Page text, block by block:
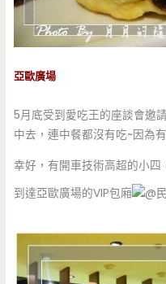
亞歐廣場
5月底受到愛吃王的座談會邀
中去，連中餐都沒有吃~因為
幸好，有開車技術高超的小
到達亞歐廣場的VIP包廂